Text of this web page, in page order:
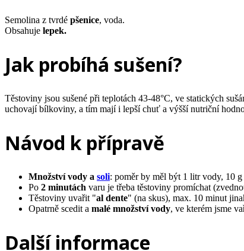
Semolina z tvrdé pšenice, voda.
Obsahuje lepek.
Jak probíhá sušení?
Těstoviny jsou sušené při teplotách 43-48°C, ve statických
uchovají bílkoviny, a tím mají i lepší chuť a výšší nutriční
Návod k přípravě
Množství vody a soli: poměr by měl být 1 litr vody, 10
Po 2 minutách varu je třeba těstoviny promíchat
Těstoviny uvařit "al dente" (na skus), max. 10 minut
Opatrně scedit a malé množství vody, ve kterém jsme
Další informace